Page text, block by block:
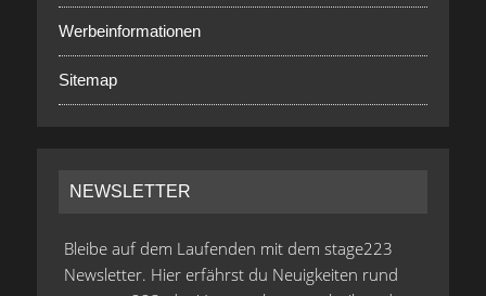
Werbeinformationen
Sitemap
NEWSLETTER
Bleibe auf dem Laufenden mit dem stage223
Newsletter. Hier erfährst du Neuigkeiten rund